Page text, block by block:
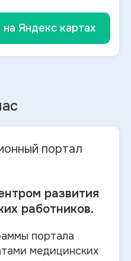
Яндекс картах
портал
развития
работников.
портала
медицинских